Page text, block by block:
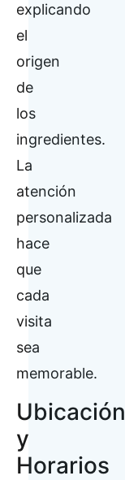
explicando
el
origen
de
los
ingredientes.
La
atención
personalizada
hace
que
cada
visita
sea
memorable.
Ubicación
y
Horarios